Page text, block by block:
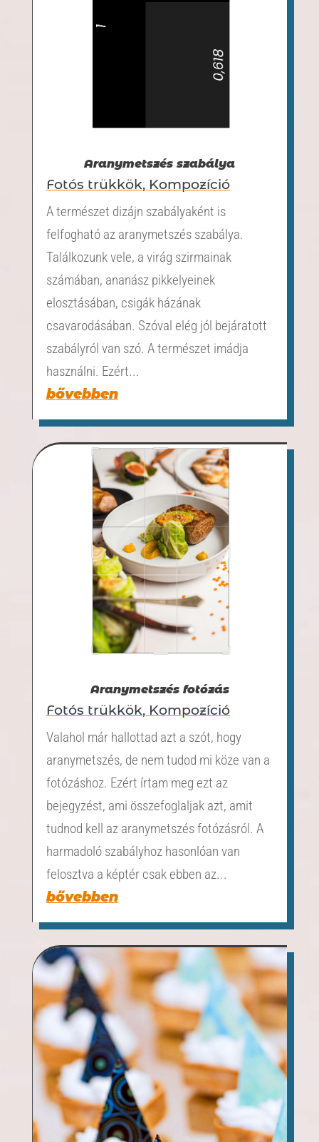
Aranymetszés szabálya
Fotós trükkök, Kompozíció
A természet dizájn szabályaként is
felfogható az aranymetszés szabálya.
Találkozunk vele, a virág szirmainak
számában, ananász pikkelyeinek
elosztásában, csigák házának
csavarodásában. Szóval elég jól bejáratott
szabályról van szó. A természet imádja
használni. Ezért...
bővebben
Aranymetszés fotózás
Fotós trükkök, Kompozíció
Valahol már hallottad azt a szót, hogy
aranymetszés, de nem tudod mi köze van a
fotózáshoz. Ezért írtam meg ezt az
bejegyzést, ami összefoglaljak azt, amit
tudnod kell az aranymetszés fotózásról. A
harmadoló szabályhoz hasonlóan van
felosztva a képtér csak ebben az...
bővebben